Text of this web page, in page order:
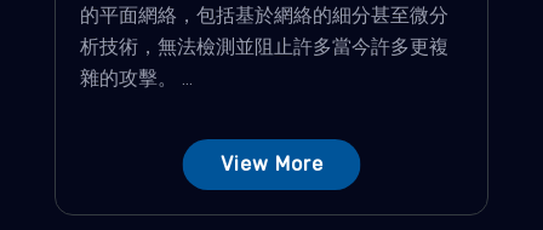
的平面網絡，包括基於網絡的細分甚至微分
析技術，無法檢測並阻止許多當今許多更複
雜的攻擊。 ...
View More